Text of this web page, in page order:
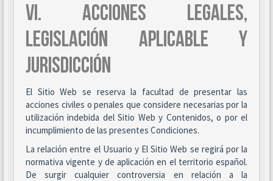
VI. ACCIONES LEGALES,
LEGISLACIÓN APLICABLE Y
JURISDICCIÓN
El Sitio Web se reserva la facultad de presentar las
acciones civiles o penales que considere necesarias por la
utilización indebida del Sitio Web y Contenidos, o por el
incumplimiento de las presentes Condiciones.
La relación entre el Usuario y El Sitio Web se regirá por la
normativa vigente y de aplicación en el territorio español.
De surgir cualquier controversia en relación a la